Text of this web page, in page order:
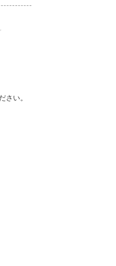
さい。